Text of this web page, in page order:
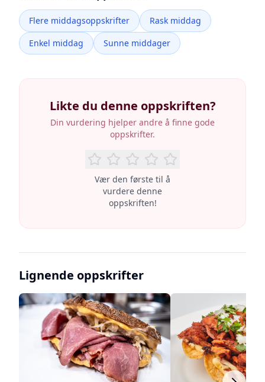
Flere middagsoppskrifter
Rask middag
Enkel middag
Sunne middager
Likte du denne oppskriften?
Din vurdering hjelper andre å finne gode
oppskrifter.
Vær den første til å
vurdere denne
oppskriften!
Lignende oppskrifter